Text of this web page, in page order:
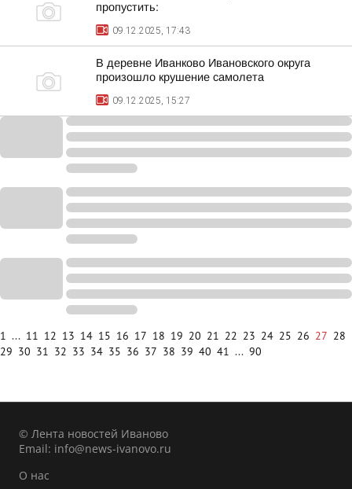
пропустить:
09.12.2025, 17:43
В деревне Иванково Ивановского округа
произошло крушение самолета
09.12.2025, 15:27
1 ... 11 12 13 14 15 16 17 18 19 20 21 22 23 24 25 26 27 28
29 30 31 32 33 34 35 36 37 38 39 40 41 ... 90
© Лента новостей Иваново
Email: info@news-ivanovo.ru
О нас